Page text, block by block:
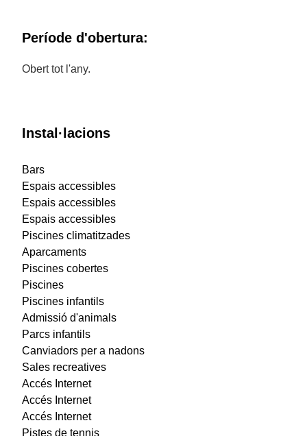
Període d'obertura:
Obert tot l'any.
Instal·lacions
Bars
Espais accessibles
Espais accessibles
Espais accessibles
Piscines climatitzades
Aparcaments
Piscines cobertes
Piscines
Piscines infantils
Admissió d'animals
Parcs infantils
Canviadors per a nadons
Sales recreatives
Accés Internet
Accés Internet
Accés Internet
Pistes de tennis